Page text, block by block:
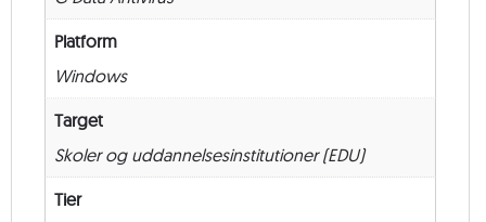
Renewal
Platform
Windows
Target
Skoler og uddannelsesinstitutioner (EDU)
Tier